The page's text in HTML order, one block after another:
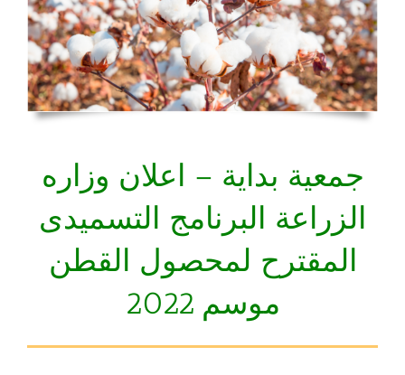
جمعية بداية – اعلان وزاره
الزراعة البرنامج التسميدى
المقترح لمحصول القطن
موسم 2022